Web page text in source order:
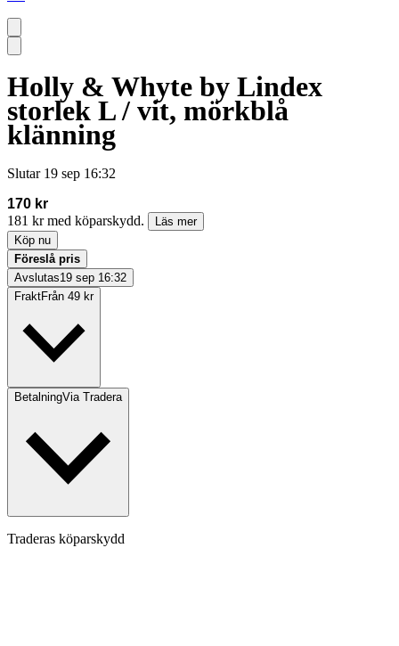
Holly & Whyte by Lindex
storlek L / vit, mörkblå
klänning
Slutar 19 sep 16:32
170 kr
181 kr med köparskydd.
Läs mer
Köp nu
Föreslå pris
Avslutas19 sep 16:32
FraktFrån 49 kr
BetalningVia Tradera
Traderas köparskydd